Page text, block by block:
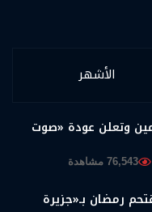
الأشهر
وتعلن عودة «صوت
76,543 مشاهدة
رمضان بـ«جزيرة